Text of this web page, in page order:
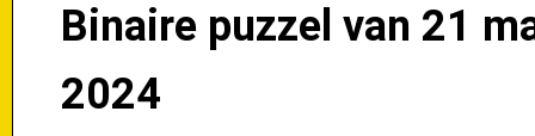
Binaire puzzel van 21
2024